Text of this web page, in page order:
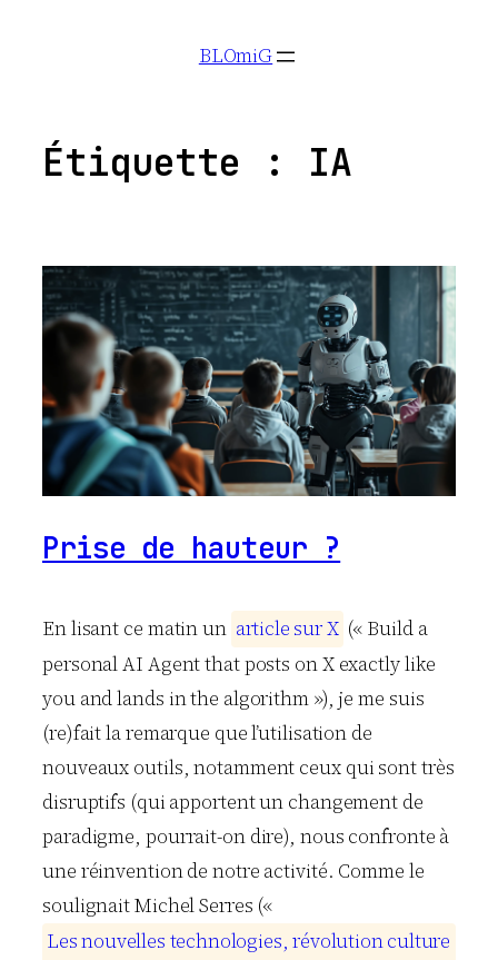
BLOmiG
Étiquette : IA
Prise de hauteur ?
En lisant ce matin un article surX (« Build a
personal AI Agent that posts on X exactly like
you and lands in the algorithm »), je me suis
(re)fait la remarque que l’utilisation de
nouveaux outils, notamment ceux qui sont très
disruptifs (qui apportent un changement de
paradigme, pourrait-on dire), nous confronte à
une réinvention de notre activité. Comme le
soulignait Michel Serres («
Lesnouvelles technologies, révolutionculture